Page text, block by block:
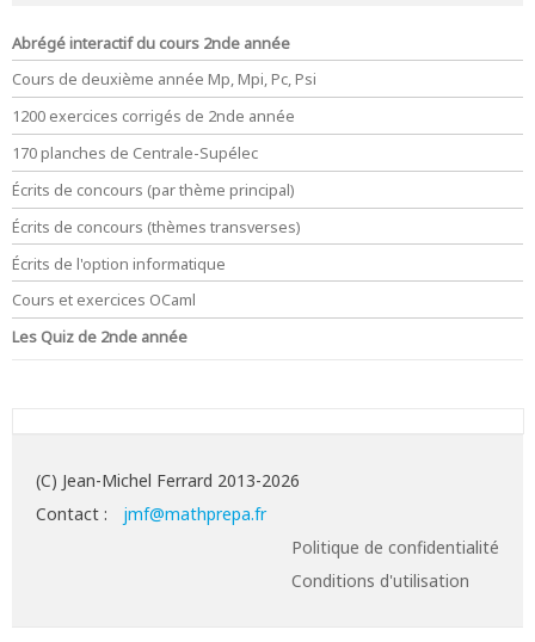
Abrégé interactif du cours 2nde année
Cours de deuxième année Mp, Mpi, Pc, Psi
1200 exercices corrigés de 2nde année
170 planches de Centrale-Supélec
Écrits de concours (par thème principal)
Écrits de concours (thèmes transverses)
Écrits de l'option informatique
Cours et exercices OCaml
Les Quiz de 2nde année
(C) Jean-Michel Ferrard 2013-2026
Contact :
jmf@mathprepa.fr
Politique de confidentialité
Conditions d'utilisation